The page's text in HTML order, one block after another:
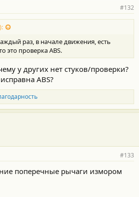
#132
раз, в начале движения, есть
это проверка ABS.
у других нет стуков/проверки?
ABS?
#133
поперечные рычаги измором